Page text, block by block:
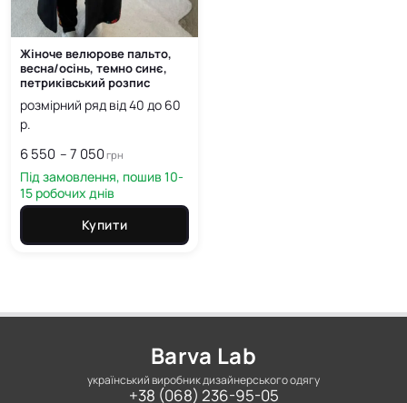
Жіноче велюрове пальто,
весна/осінь, темно синє,
петриківський розпис
розмірний ряд від 40 до 60
р.
6 550 – 7 050 грн
range:
грн
through
7 050
Під замовлення, пошив 10-
15 робочих днів
Купити
Barva Lab
український виробник дизайнерського одягу
+38 (068) 236-95-05